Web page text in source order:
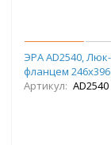
ЭРА AD2540,
фланцем
Артикул: AD2540